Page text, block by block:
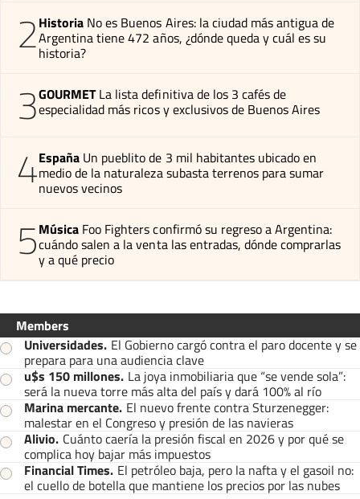
2Historia No es Buenos Aires: la ciudad más antigua de
Argentina tiene 472 años, ¿dónde queda y cuál es su
historia?
3GOURMET La lista definitiva de los 3 cafés de
especialidad más ricos y exclusivos de Buenos Aires
4España Un pueblito de 3 mil habitantes ubicado en
medio de la naturaleza subasta terrenos para sumar
nuevos vecinos
5Música Foo Fighters confirmó su regreso a Argentina:
cuándo salen a la venta las entradas, dónde comprarlas
y a qué precio
Members
Universidades. El Gobierno cargó contra el paro docente y se
prepara para una audiencia clave
u$s 150 millones. La joya inmobiliaria que “se vende sola”:
será la nueva torre más alta del país y dará 100% al río
Marina mercante. El nuevo frente contra Sturzenegger:
malestar en el Congreso y presión de las navieras
Alivio. Cuánto caería la presión fiscal en 2026 y por qué se
complica hoy bajar más impuestos
Financial Times. El petróleo baja, pero la nafta y el gasoil no:
el cuello de botella que mantiene los precios por las nubes